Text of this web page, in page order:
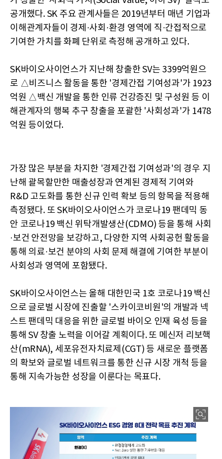
공개했다. SK 주요 관계사들은 2019년부터 매년 기업과
이해관계자들이 경제·사회·환경 영역에 직·간접적으로
기여한 가치를 화폐 단위로 측정해 공개하고 있다.
SK바이오사이언스가 지난해 창출한 SV는 3399억원으
로 △비즈니스 활동을 통한 '경제간접 기여성과'가 1923
억원 △백신 개발을 통한 인류 건강증진 및 구성원 등 이
해관계자의 행복 추구 창출을 포괄한 '사회성과'가 1478
억원 등이었다.
가장 많은 부분을 차지한 '경제간접 기여성과'의 경우 지
난해 괄목할만한 매출성장과 연계된 경제적 기여와
R&D 고도화를 통한 신규 인력 확보 등의 항목을 적용해
측정됐다. 또 SK바이오사이언스가 코로나19 팬데믹 동
안 코로나19 백신 위탁개발생산(CDMO) 등을 통해 사회
·보건 안전망을 보강하고, 다양한 지역 사회공헌 활동을
통해 의료·보건 분야의 사회 문제 해결에 기여한 부분이
사회성과 영역에 포함됐다.
SK바이오사이언스는 올해 대한민국 1호 코로나19 백신
으로 글로벌 시장에 진출할 '스카이코비원'의 개발과 넥
스트 팬데믹 대응을 위한 글로벌 바이오 인재 육성 등을
통해 SV 창출 노력을 이어갈 계획이다. 또 메신저 리보핵
산(mRNA), 세포유전자치료제(CGT) 등 새로운 플랫폼
의 확보와 글로벌 네트워크를 통한 신규 시장 개척 등을
통해 지속가능한 성장을 이룬다는 목표다.